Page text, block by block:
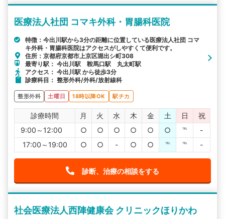
医療法人社団 コマキ外科・胃腸科医院
特徴：今出川駅から3分の距離に位置している医療法人社団 コマ
キ外科・胃腸科医院はアクセスがしやすくて便利です。
住所：京都府京都市上京区堀出シ町308
最寄り駅： 今出川駅 鞍馬口駅 丸太町駅
アクセス： 今出川駅 から徒歩3分
診療科目： 整形外科/外科/放射線科
整形外科 土曜日 18時以降OK 駅チカ
診療時間 月 火 水 木 金 土 日
祝
9:00～12:00
○ ○ ○ ○ ○ ○ ℡
-
17:00～19:00
○ ○ - ○ ○ ℡ ℡ -
診断、治療の相談をする
社会医療法人西陣健康会 クリニックほりかわ